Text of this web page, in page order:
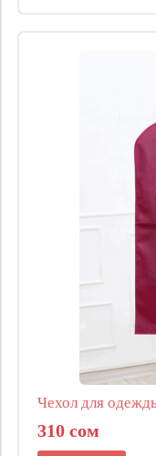
Чехол для
310 сом